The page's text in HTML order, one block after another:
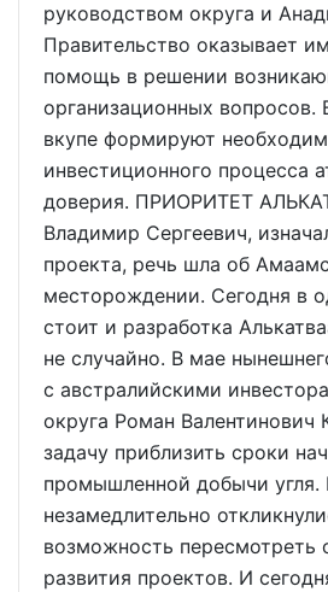
руководством округа и
Правительство оказывает
помощь в решении
организационных вопросов.
вкупе формируют
инвестиционного процесса
доверия. ПРИОРИТЕТ
Владимир Сергеевич,
проекта, речь шла об
месторождении. Сегодня в
стоит и разработка
не случайно. В мае
с австралийскими
округа Роман Валентинович
задачу приблизить сроки
промышленной добычи угля.
незамедлительно
возможность пересмотреть
развития проектов. И